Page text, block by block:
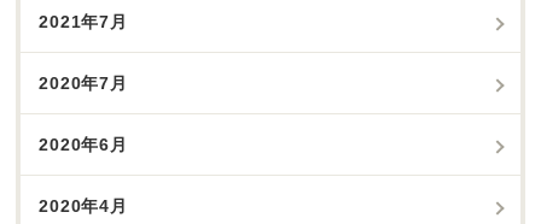
2021年7月
2020年7月
2020年6月
2020年4月